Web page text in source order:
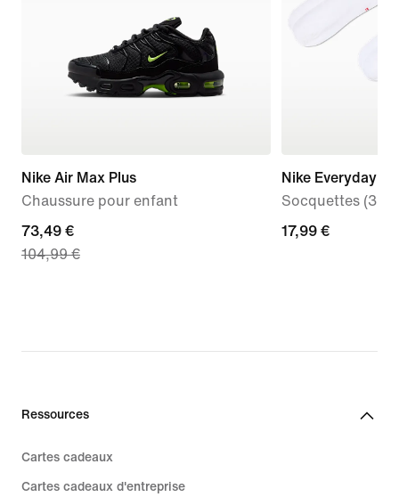
Nike Air Max Plus
Chaussure pour enfant
current
price
104,99 €
73,49 €
104,99 €
Nike Everyday
Socquettes (3
17,99 €
17,99 €
Ressources
Cartes cadeaux
Cartes cadeaux d'entreprise